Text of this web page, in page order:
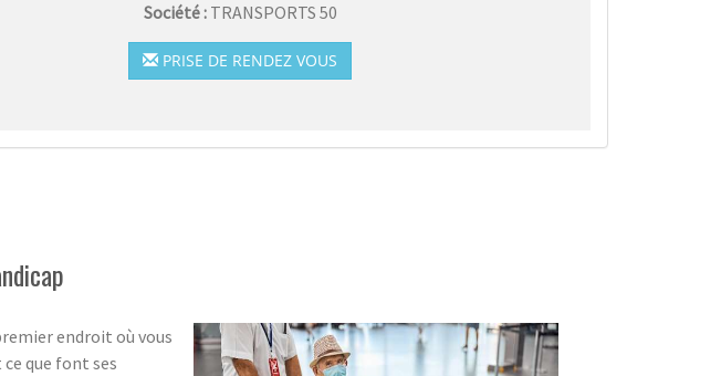
Société : TRANSPORTS 50
PRISE DE RENDEZ VOUS
endroit où vous
que font ses